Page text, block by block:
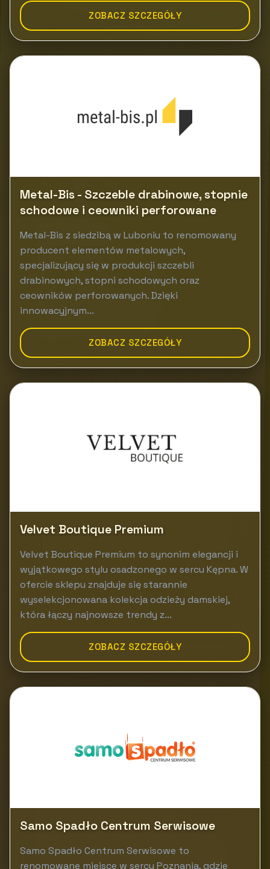
ZOBACZ SZCZEGÓŁY
Metal-Bis - Szczeble drabinowe, stopnie
schodowe i ceowniki perforowane
Metal-Bis z siedzibą w Luboniu to renomowany
producent elementów metalowych,
specjalizujący się w produkcji szczebli
drabinowych, stopni schodowych oraz
ceowników perforowanych. Dzięki
innowacyjnym...
ZOBACZ SZCZEGÓŁY
Velvet Boutique Premium
Velvet Boutique Premium to synonim elegancji i
wyjątkowego stylu osadzonego w sercu Kępna. W
ofercie sklepu znajduje się starannie
wyselekcjonowana kolekcja odzieży damskiej,
która łączy najnowsze trendy z...
ZOBACZ SZCZEGÓŁY
Samo Spadło Centrum Serwisowe
Samo Spadło Centrum Serwisowe to
renomowane miejsce w sercu Poznania, gdzie